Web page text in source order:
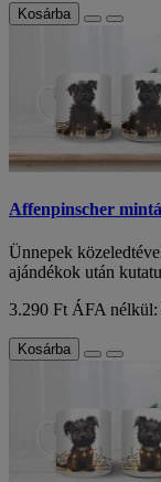
Kosárba
Affenpinscher
Ünnepek
ajándékok után
3.290 FtÁFA nélkül:
Kosárba